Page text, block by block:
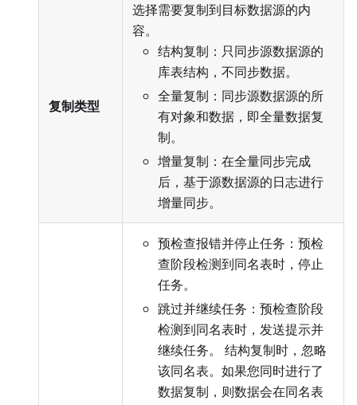
复制类型
选择需要复制到目标数据源的内
容。
结构复制：只同步源数据源的
库表结构，不同步数据。
全量复制：同步源数据源的所
有对象和数据，即全量数据复
制。
增量复制：在全量同步完成
后，基于源数据源的日志进行
增量同步。
预检查报错并停止任务：预检
查阶段检测到同名表时，停止
任务。
跳过并继续任务：预检查阶段
检测到同名表时，发送提示并
继续任务。 结构复制时，忽略
该同名表。如果您同时进行了
数据复制，则数据会在同名表